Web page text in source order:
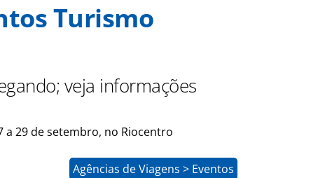
Turismo
veja informações
a 29 de setembro, no Riocentro
Agências de Viagens > Eventos